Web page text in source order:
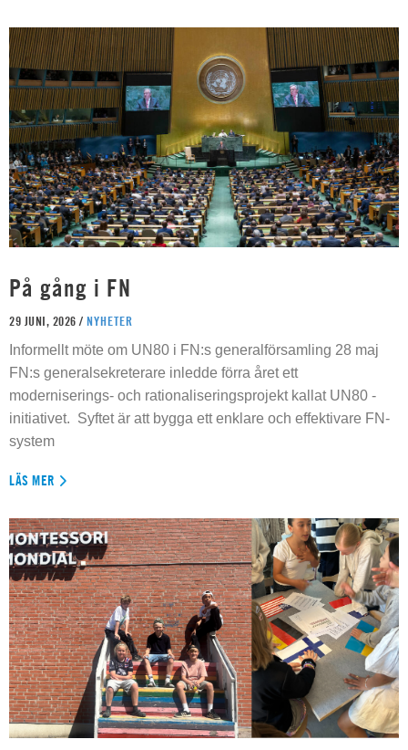
På gång i FN
29 JUNI, 2026 / NYHETER
Informellt möte om UN80 i FN:s generalförsamling 28 maj
FN:s generalsekreterare inledde förra året ett
moderniserings- och rationaliseringsprojekt kallat UN80 -
initiativet. Syftet är att bygga ett enklare och effektivare FN-
system
LÄS MER